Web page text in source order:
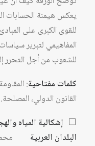
يعكس هيمنة الحسابات
للقوى الكبرى على
المفاهيمي لتبرير
للشعوب من أجل التحرر
كلمات مفتاحية:
القانون الدولي، المصلحة.
⬜ إشكالية المياه
البلدان العربية محمد